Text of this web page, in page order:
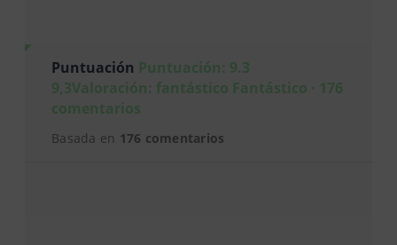
Puntuación Puntuación: 9.3
9,3Valoración: fantástico Fantástico · 176
comentarios
Basada en 176 comentarios